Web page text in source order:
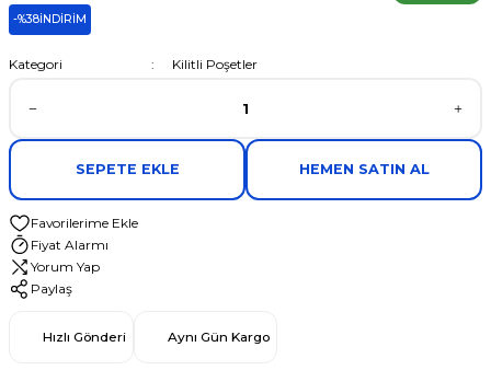
-%38İNDİRİM
Kategori Kilitli Poşetler
SEPETE EKLE HEMEN SATIN AL
Fiyat Alarmı
Yorum Yap
Paylaş
Hızlı Gönderi Aynı Gün Kargo